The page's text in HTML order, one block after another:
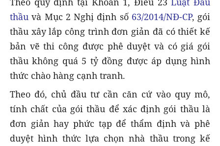
thầu và Mục 2 Nghị định số 63/2014/NĐ-CP, gói
thầu xây lắp công trình đơn giản đã có thiết kế
bản vẽ thi công được phê duyệt và có giá gói
thầu không quá 5 tỷ đồng được áp dụng hình
thức chào hàng cạnh tranh.
Theo đó, chủ đầu tư cần căn cứ vào quy mô,
tính chất của gói thầu để xác định gói thầu là
đơn giản hay phức tạp để thẩm định và phê
duyệt hình thức lựa chọn nhà thầu trong kế